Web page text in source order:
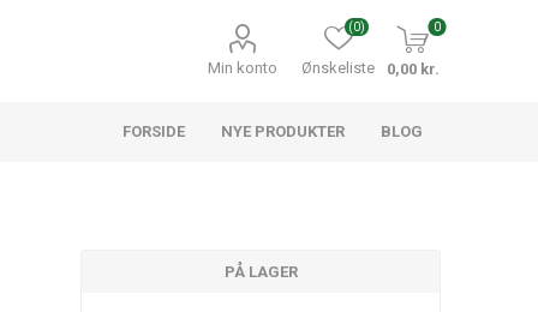
Min konto Ønskeliste
(0) 0
0,00 kr.
FORSIDE NYE PRODUKTER BLOG
PÅ LAGER